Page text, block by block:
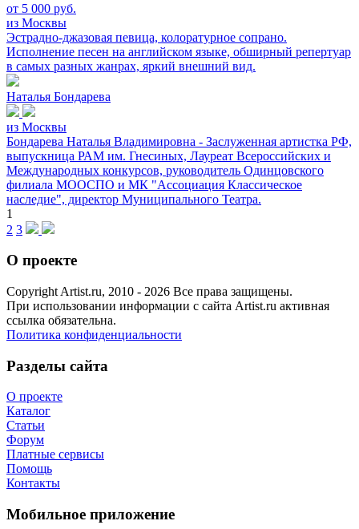
от 5 000 руб.
из Москвы
Эстрадно-джазовая певица, колоратурное сопрано.
Исполнение песен на английском языке, обширный репертуар
в самых разных жанрах, яркий внешний вид.
Наталья Бондарева
из Москвы
Бондарева Наталья Владимировна - Заслуженная артистка РФ,
выпускница РАМ им. Гнесиных, Лауреат Всероссийских и
Международных конкурсов, руководитель Одинцовского
филиала МООСПО и МК "Ассоциация Классическое
наследие", директор Муниципального Театра.
1
2 3
О проекте
Copyright Artist.ru, 2010 - 2026 Все права защищены.
При использовании информации с сайта Artist.ru активная
ссылка обязательна.
Политика конфиденциальности
Разделы сайта
О проекте
Каталог
Статьи
Форум
Платные сервисы
Помощь
Контакты
Мобильное приложение